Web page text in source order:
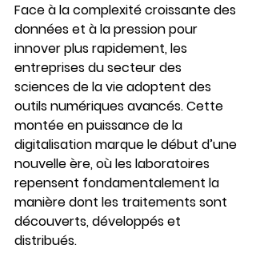
Face à la complexité croissante des
données et à la pression pour
innover plus rapidement, les
entreprises du secteur des
sciences de la vie adoptent des
outils numériques avancés. Cette
montée en puissance de la
digitalisation marque le début d’une
nouvelle ère, où les laboratoires
repensent fondamentalement la
manière dont les traitements sont
découverts, développés et
distribués.